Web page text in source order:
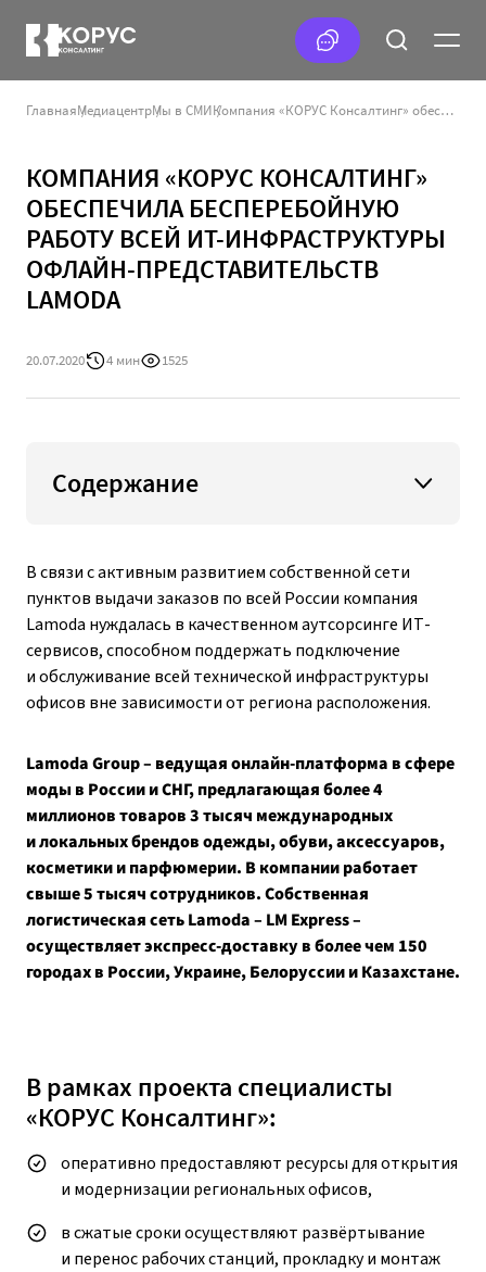
ГлавнаяМедиацентрМы в СМИ Компания «КОРУС Консалтинг» обеспечила бесперебойную работу всей ИТ-инфраструктуры офлайн-представительств Lamoda
КОМПАНИЯ «КОРУС КОНСАЛТИНГ»
ОБЕСПЕЧИЛА БЕСПЕРЕБОЙНУЮ
РАБОТУ ВСЕЙ ИТ-ИНФРАСТРУКТУРЫ
ОФЛАЙН-ПРЕДСТАВИТЕЛЬСТВ
LAMODA
20.07.2020 4 мин 1525
Содержание
В связи с активным развитием собственной сети
пунктов выдачи заказов по всей России компания
Lamoda нуждалась в качественном аутсорсинге ИТ-
сервисов, способном поддержать подключение
и обслуживание всей технической инфраструктуры
офисов вне зависимости от региона расположения.
Lamoda Group – ведущая онлайн-платформа в сфере
моды в России и СНГ, предлагающая более 4
миллионов товаров 3 тысяч международных
и локальных брендов одежды, обуви, аксессуаров,
косметики и парфюмерии. В компании работает
свыше 5 тысяч сотрудников. Собственная
логистическая сеть Lamoda – LM Express –
осуществляет экспресс-доставку в более чем 150
городах в России, Украине, Белоруссии и Казахстане.
В рамках проекта специалисты
«КОРУС Консалтинг»:
оперативно предоставляют ресурсы для открытия
и модернизации региональных офисов,
в сжатые сроки осуществляют развёртывание
и перенос рабочих станций, прокладку и монтаж